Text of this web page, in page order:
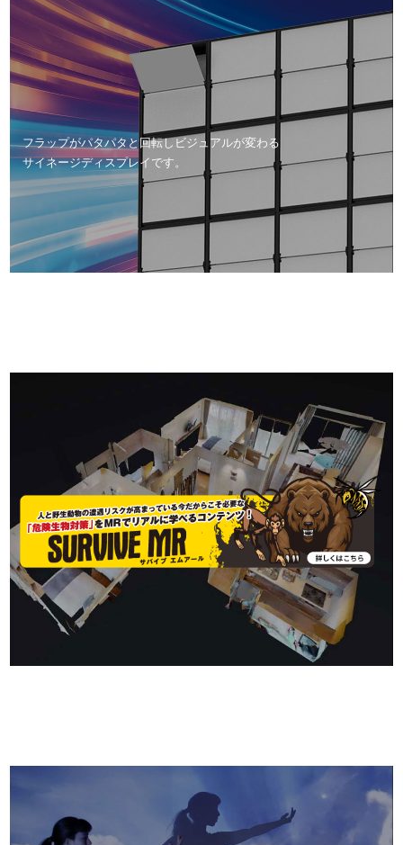
FLAP DISPLAY
フラップがパタパタと回転しビジュアルが変わる
サイネージディスプレイです。
空間をスキャン撮影し細部までキャプチャーすることで、
簡単にリアルな3D空間をブラウザ上で表現できます。